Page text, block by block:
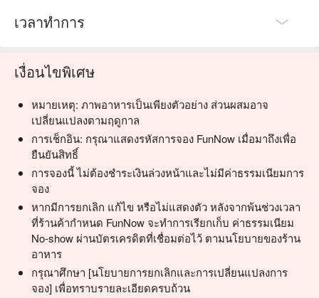
เวลาทำการ
เงื่อนไขพิเศษ
หมายเหตุ: ภาพอาหารเป็นเพียงตัวอย่าง ส่วนผสมอาจ
เปลี่ยนแปลงตามฤดูกาล
การเช็กอิน: กรุณาแสดงรหัสการจอง FunNow เมื่อมาถึงเพื่อ
ยืนยันสิทธิ์
การจองนี้ ไม่ต้องชำระเงินล่วงหน้าและไม่มีค่าธรรมเนียมการ
จอง
หากมีการยกเลิก แก้ไข หรือไม่แสดงตัว หลังจากพ้นช่วงเวลา
ที่ร้านค้ากำหนด FunNow จะทำการเรียกเก็บ ค่าธรรมเนียม
No-show ผ่านบัตรเครดิตที่เชื่อมต่อไว้ ตามนโยบายของร้าน
อาหาร
กรุณาศึกษา [นโยบายการยกเลิกและการเปลี่ยนแปลงการ
จอง] เพื่อทราบรายละเอียดครบถ้วน